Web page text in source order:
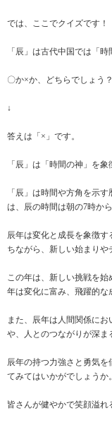
では、ここでクイズです！
「辰」は古代中国では「
〇か×か、どちらでしょう？
↓
答えは「×」です。
「辰」は「時間の神」を
「辰」は時間や方角を示
は、辰の時間は朝の7時か
辰年は変化と成長を象徴
ちながら、新しい始まりや
この年は、新しい挑戦を
年は変化に富み、飛躍的な
また、辰年は人間関係に
や、人とのつながりが深ま
辰年の持つ力強さと勇気
てみてはいかがでしょうか。
皆さんが健やかで笑顔溢れ